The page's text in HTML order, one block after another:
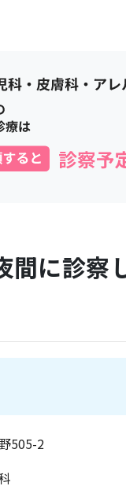
間に診察
505-2